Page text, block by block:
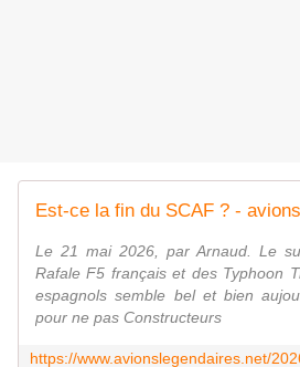
Est-ce la fin du SCAF ? -
Le 21 mai 2026, par Arnaud. Le
Rafale F5 français et des Typhoon
espagnols semble bel et bien
pour ne pas Constructeurs